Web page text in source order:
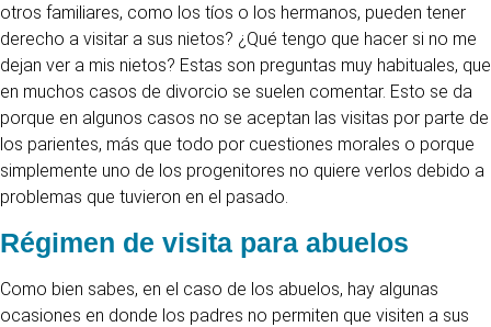
otros familiares, como los tíos o los hermanos, pueden tener
derecho a visitar a sus nietos? ¿Qué tengo que hacer si no me
dejan ver a mis nietos? Estas son preguntas muy habituales, que
en muchos casos de divorcio se suelen comentar. Esto se da
porque en algunos casos no se aceptan las visitas por parte de
los parientes, más que todo por cuestiones morales o porque
simplemente uno de los progenitores no quiere verlos debido a
problemas que tuvieron en el pasado.
Régimen de visita para abuelos
Como bien sabes, en el caso de los abuelos, hay algunas
ocasiones en donde los padres no permiten que visiten a sus